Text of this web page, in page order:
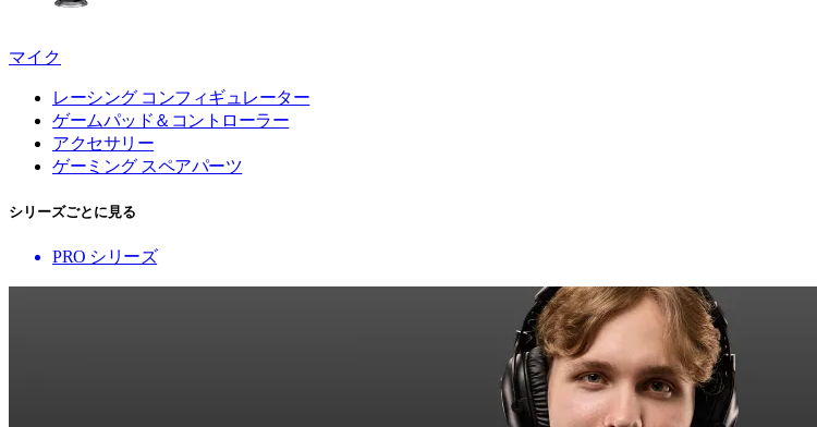
マイク
レーシング コンフィギュレーター
ゲームパッド＆コントローラー
アクセサリー
ゲーミング スペアパーツ
シリーズごとに見る
PRO シリーズ